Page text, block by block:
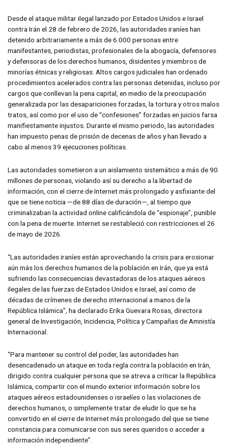
Desde el ataque militar ilegal lanzado por Estados Unidos e Israel
contra Irán el 28 de febrero de 2026, las autoridades iraníes han
detenido arbitrariamente a más de 6.000 personas entre
manifestantes, periodistas, profesionales de la abogacía, defensores
y defensoras de los derechos humanos, disidentes y miembros de
minorías étnicas y religiosas. Altos cargos judiciales han ordenado
procedimientos acelerados contra las personas detenidas, incluso por
cargos que conllevan la pena capital, en medio de la preocupación
generalizada por las desapariciones forzadas, la tortura y otros malos
tratos, así como por el uso de “confesiones” forzadas en juicios farsa
manifiestamente injustos. Durante el mismo periodo, las autoridades
han impuesto penas de prisión de decenas de años y han llevado a
cabo al menos 39 ejecuciones políticas.
Las autoridades sometieron a un aislamiento sistemático a más de 90
millones de personas, violando así su derecho a la libertad de
información, con el cierre de Internet más prolongado y asfixiante del
que se tiene noticia —de 88 días de duración—, al tiempo que
criminalizaban la actividad online calificándola de “espionaje”, punible
con la pena de muerte. Internet se restableció con restricciones el 26
de mayo de 2026.
“Las autoridades iraníes están aprovechando la crisis para erosionar
aún más los derechos humanos de la población en Irán, que ya está
sufriendo las consecuencias devastadoras de los ataques aéreos
ilegales de las fuerzas de Estados Unidos e Israel, así como de
décadas de crímenes de derecho internacional a manos de la
República Islámica”, ha declarado Erika Guevara Rosas, directora
general de Investigación, Incidencia, Política y Campañas de Amnistía
Internacional.
“Para mantener su control del poder, las autoridades han
desencadenado un ataque en toda regla contra la población en Irán,
dirigido contra cualquier persona que se atreva a criticar la República
Islámica, compartir con el mundo exterior información sobre los
ataques aéreos estadounidenses o israelíes o las violaciones de
derechos humanos, o simplemente tratar de eludir lo que se ha
convertido en el cierre de Internet más prolongado del que se tiene
constancia para comunicarse con sus seres queridos o acceder a
información independiente”.